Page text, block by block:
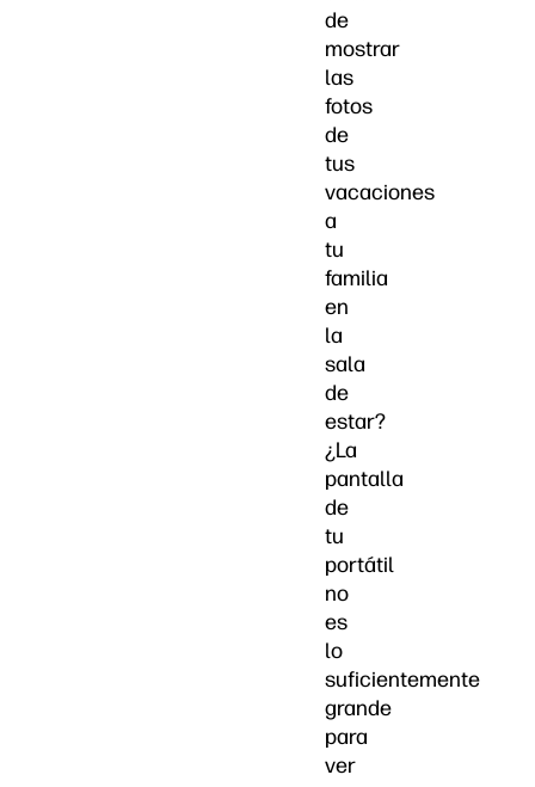
de
mostrar
las
fotos
de
tus
vacaciones
a
tu
familia
en
la
sala
de
estar?
¿La
pantalla
de
tu
portátil
no
es
lo
suficientemente
grande
para
ver